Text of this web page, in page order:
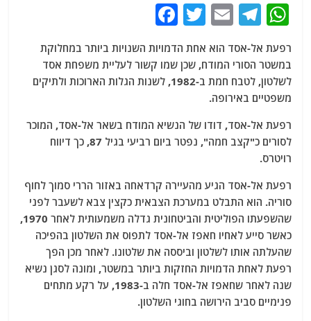
W
h
at
s
A
p
p
T
e
g
ra
m
E
ai
l
T
itt
er
c
e
o
o
רפעת אל-אסד הוא אחת הדמויות השנויות ביותר במחלוקת
במשטר הסורי המודח, שכן שמו קשור לעליית משפחת אסד
לשלטון, לטבח חמת ב-1982, לשנות הגלות הארוכות ולתיקים
משפטיים באירופה.
רפעת אל-אסד, דודו של הנשיא המודח בשאר אל-אסד, המוכר
לסורים כ"קצב חמה", נפטר ביום רביעי בגיל 87, כך דיווח
רויטרס.
רפעת אל-אסד הגיע מהעיירה קרדאחה באזור הררי סמוך לחוף
סוריה. הוא התבלט במערכת הצבאית כקצין צבא לשעבר לפני
שהשפעתו הפוליטית והביטחונית גדלה משמעותית לאחר 1970,
כאשר סייע לאחיו חאפז אל-אסד לתפוס את השלטון בהפיכה
שהעלתה אותו לשלטון וביססה את שלטונו. לאחר מכן הפך
רפעת לאחת הדמויות החזקות ביותר במשטר, ומונה לסגן נשיא
שנה לאחר שחאפז אל-אסד חלה ב-1983, על רקע מתחים
פנימיים סביב הירושה בחוגי השלטון.